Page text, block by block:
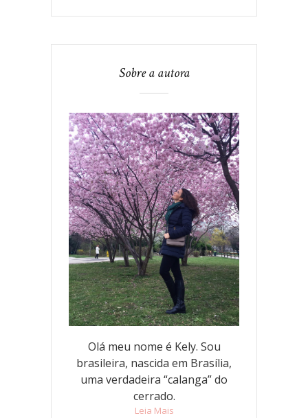
Sobre a autora
Olá meu nome é Kely. Sou
brasileira, nascida em Brasília,
uma verdadeira “calanga” do
cerrado.
Leia Mais